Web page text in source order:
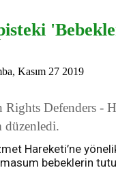
Kasım 27 2019
Rights Defenders
düzenledi.
Hareketi’ne
bebeklerin